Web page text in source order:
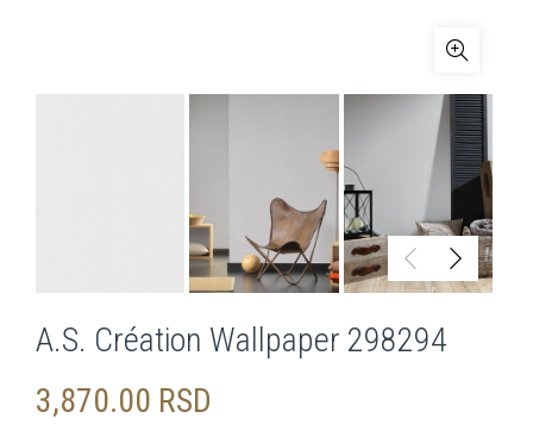
A.S. Création Wallpaper 298294
3,870.00 RSD